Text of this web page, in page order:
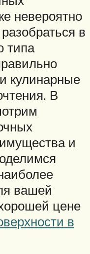
невероятно
в
типа
кулинарные
В
и
вашей
цене
в